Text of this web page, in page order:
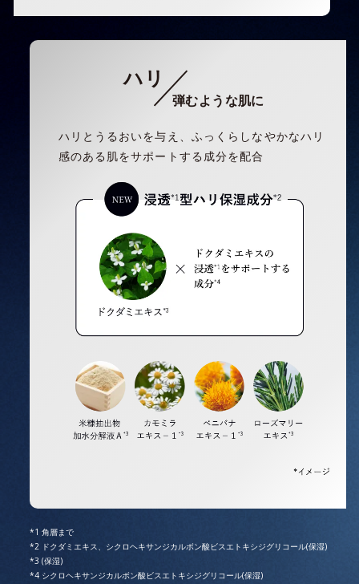
ハリ
弾むような肌に
ハリとうるおいを与え、ふっくらしなやかなハリ
感のある肌をサポートする成分を配合
角層まで
ドクダミエキス、シクロヘキサンジカルボン酸ビスエトキシジグリコール(保湿)
(保湿)
シクロヘキサンジカルボン酸ビスエトキシジグリコール(保湿)